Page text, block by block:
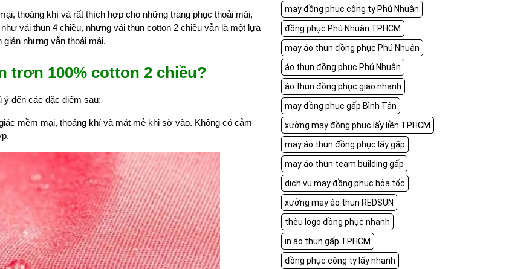
thoáng khí và rất thích hợp cho những trang phục thoải mái,
vải thun 4 chiều, nhưng vải thun cotton 2 chiều vẫn là một lựa
nhưng vẫn thoải mái.
trơn 100% cotton 2 chiều?
ý đến các đặc điểm sau:
mềm mại, thoáng khí và mát mẻ khi sờ vào. Không có cảm
may đồng phục công ty Phú Nhuận
đồng phục Phú Nhuận TPHCM
may áo thun đồng phục Phú Nhuận
áo thun đồng phục Phú Nhuận
áo thun đồng phục giao nhanh
may đồng phục gấp Bình Tân
xưởng may đồng phục lấy liền TPHCM
may áo thun đồng phục lấy gấp
may áo thun team building gấp
dịch vụ may đồng phục hỏa tốc
xưởng may áo thun REDSUN
thêu logo đồng phục nhanh
in áo thun gấp TPHCM
đồng phục công ty lấy nhanh